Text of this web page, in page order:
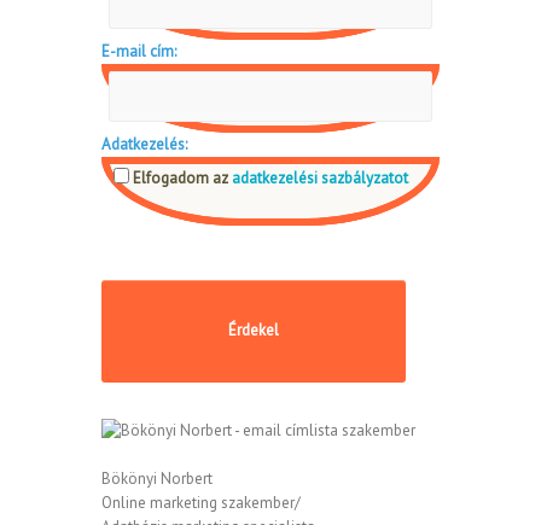
E-mail cím:
Adatkezelés:
Elfogadom az adatkezelési sazbályzatot
Bökönyi Norbert
Online marketing szakember/